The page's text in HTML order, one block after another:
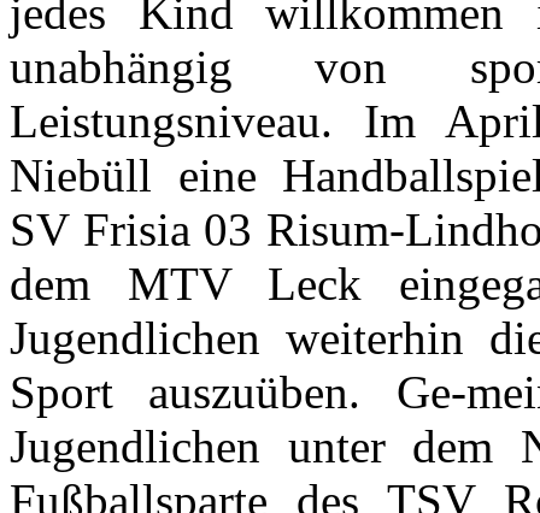
jedes Kind
unabhängig von
Leistungsniveau. Im
Niebüll eine
SV Frisia 03 Risum-
dem MTV Leck
Jugendlichen weiterhin
Sport auszuüben. Ge-
Jugendlichen unter dem
Fußballsparte des TSV